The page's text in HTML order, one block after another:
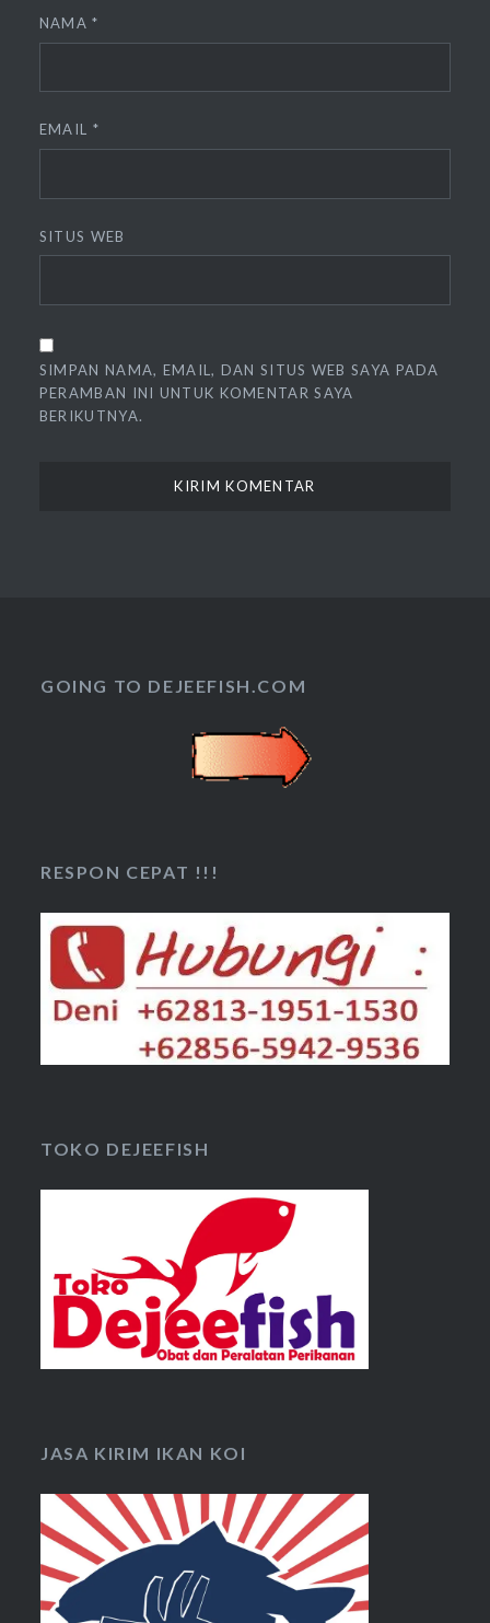
NAMA*
EMAIL *
SITUS WEB
SIMPAN NAMA, EMAIL, DAN SITUS WEB SAYA PADA
PERAMBAN INI UNTUK KOMENTAR SAYA
BERIKUTNYA.
GOING TO DEJEEFISH.COM
RESPON CEPAT !!!
TOKO DEJEEFISH
JASA KIRIM IKAN KOI